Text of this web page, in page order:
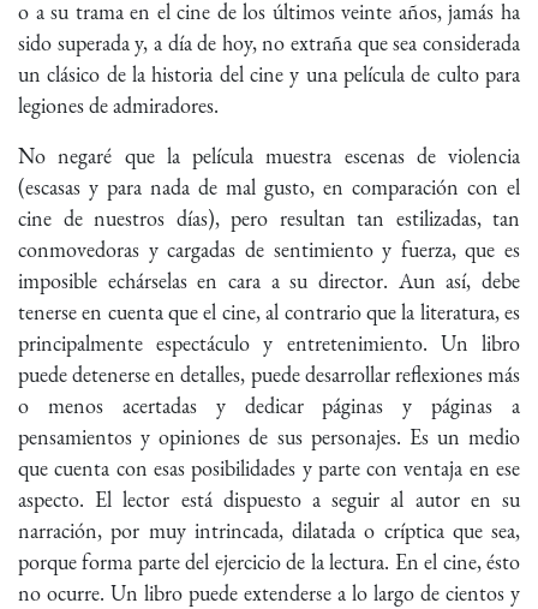
o a su trama en el cine de los últimos veinte años, jamás ha
sido superada y, a día de hoy, no extraña que sea considerada
un clásico de la historia del cine y una película de culto para
legiones de admiradores.
No negaré que la película muestra escenas de violencia
(escasas y para nada de mal gusto, en comparación con el
cine de nuestros días), pero resultan tan estilizadas, tan
conmovedoras y cargadas de sentimiento y fuerza, que es
imposible echárselas en cara a su director. Aun así, debe
tenerse en cuenta que el cine, al contrario que la literatura, es
principalmente espectáculo y entretenimiento. Un libro
puede detenerse en detalles, puede desarrollar reflexiones más
o menos acertadas y dedicar páginas y páginas a
pensamientos y opiniones de sus personajes. Es un medio
que cuenta con esas posibilidades y parte con ventaja en ese
aspecto. El lector está dispuesto a seguir al autor en su
narración, por muy intrincada, dilatada o críptica que sea,
porque forma parte del ejercicio de la lectura. En el cine, ésto
no ocurre. Un libro puede extenderse a lo largo de cientos y